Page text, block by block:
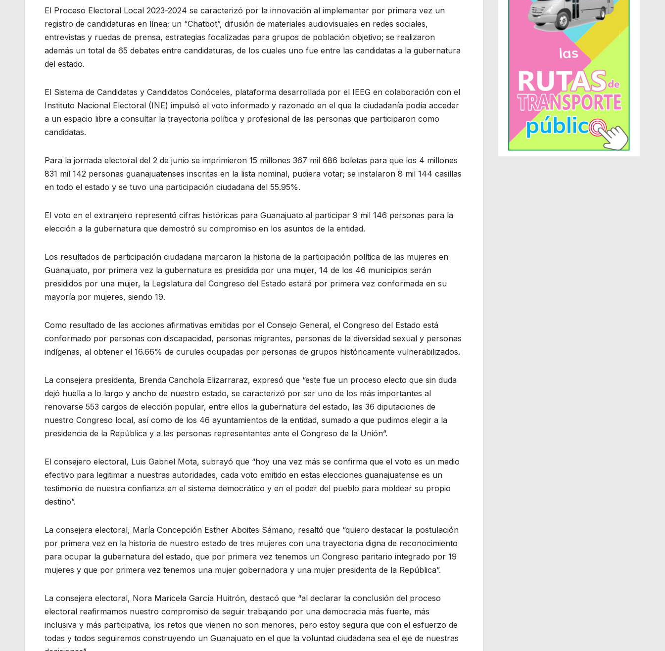
El Proceso Electoral Local 2023-2024 se caracterizó por la innovación al implementar por primera vez un
registro de candidaturas en línea; un “Chatbot”, difusión de materiales audiovisuales en redes sociales,
entrevistas y ruedas de prensa, estrategias focalizadas para grupos de población objetivo; se realizaron
además un total de 65 debates entre candidaturas, de los cuales uno fue entre las candidatas a la gubernatura
del estado.
El Sistema de Candidatas y Candidatos Conóceles, plataforma desarrollada por el IEEG en colaboración con el
Instituto Nacional Electoral (INE) impulsó el voto informado y razonado en el que la ciudadanía podía acceder
a un espacio libre a consultar la trayectoria política y profesional de las personas que participaron como
candidatas.
Para la jornada electoral del 2 de junio se imprimieron 15 millones 367 mil 686 boletas para que los 4 millones
831 mil 142 personas guanajuatenses inscritas en la lista nominal, pudiera votar; se instalaron 8 mil 144 casillas
en todo el estado y se tuvo una participación ciudadana del 55.95%.
El voto en el extranjero representó cifras históricas para Guanajuato al participar 9 mil 146 personas para la
elección a la gubernatura que demostró su compromiso en los asuntos de la entidad.
Los resultados de participación ciudadana marcaron la historia de la participación política de las mujeres en
Guanajuato, por primera vez la gubernatura es presidida por una mujer, 14 de los 46 municipios serán
presididos por una mujer, la Legislatura del Congreso del Estado estará por primera vez conformada en su
mayoría por mujeres, siendo 19.
Como resultado de las acciones afirmativas emitidas por el Consejo General, el Congreso del Estado está
conformado por personas con discapacidad, personas migrantes, personas de la diversidad sexual y personas
indígenas, al obtener el 16.66% de curules ocupadas por personas de grupos históricamente vulnerabilizados.
La consejera presidenta, Brenda Canchola Elizarraraz, expresó que “este fue un proceso electo que sin duda
dejó huella a lo largo y ancho de nuestro estado, se caracterizó por ser uno de los más importantes al
renovarse 553 cargos de elección popular, entre ellos la gubernatura del estado, las 36 diputaciones de
nuestro Congreso local, así como de los 46 ayuntamientos de la entidad, sumado a que pudimos elegir a la
presidencia de la República y a las personas representantes ante el Congreso de la Unión”.
El consejero electoral, Luis Gabriel Mota, subrayó que “hoy una vez más se confirma que el voto es un medio
efectivo para legitimar a nuestras autoridades, cada voto emitido en estas elecciones guanajuatense es un
testimonio de nuestra confianza en el sistema democrático y en el poder del pueblo para moldear su propio
destino”.
La consejera electoral, María Concepción Esther Aboites Sámano, resaltó que “quiero destacar la postulación
por primera vez en la historia de nuestro estado de tres mujeres con una trayectoria digna de reconocimiento
para ocupar la gubernatura del estado, que por primera vez tenemos un Congreso paritario integrado por 19
mujeres y que por primera vez tenemos una mujer gobernadora y una mujer presidenta de la República”.
La consejera electoral, Nora Maricela García Huitrón, destacó que “al declarar la conclusión del proceso
electoral reafirmamos nuestro compromiso de seguir trabajando por una democracia más fuerte, más
inclusiva y más participativa, los retos que vienen no son menores, pero estoy segura que con el esfuerzo de
todas y todos seguiremos construyendo un Guanajuato en el que la voluntad ciudadana sea el eje de nuestras